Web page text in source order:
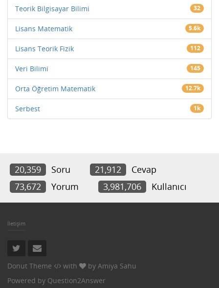
Teorik Bilgisayar Bilimi 32
Lisans Matematik 5.6k
Lisans Teorik Fizik 112
Veri Bilimi 145
Orta Öğretim Matematik 12.7k
Serbest 1k
20,359 Soru 21,912
Cevap
73,672
Yorum 3,981,706 Kullanıcı
İletişim
Donut Theme with by Amiya Sahu
Powered by Question2Answer